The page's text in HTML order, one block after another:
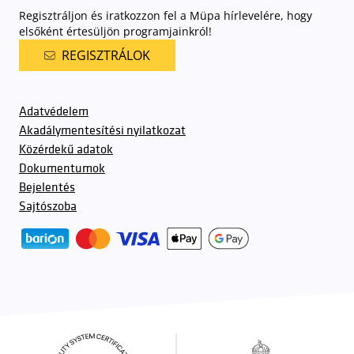
Regisztráljon és iratkozzon fel a Müpa hírlevelére, hogy
elsőként értesüljön programjainkról!
REGISZTRÁLOK
Adatvédelem
Akadálymentesítési nyilatkozat
Közérdekű adatok
Dokumentumok
Bejelentés
Sajtószoba